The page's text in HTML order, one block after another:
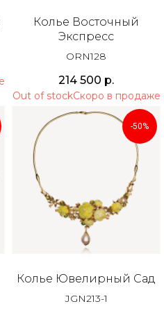
Колье Восточный
Экспресс
ORN128
214 500 р.
Out of stock
-50%
Колье Ювелирный Сад
JGN213-1